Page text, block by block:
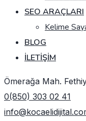
SEO ARAÇLARI
Kelime
BLOG
İLETIŞIM
Ömerağa Mah.
0(850) 303 02 41